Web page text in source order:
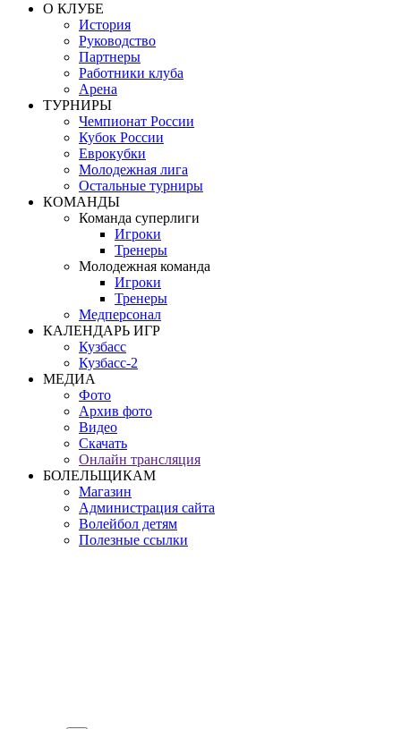
О КЛУБЕ
История
Руководство
Партнеры
Работники клуба
Арена
ТУРНИРЫ
Чемпионат России
Кубок России
Еврокубки
Молодежная лига
Остальные турниры
КОМАНДЫ
Команда суперлиги
Игроки
Тренеры
Молодежная команда
Игроки
Тренеры
Медперсонал
КАЛЕНДАРЬ ИГР
Кузбасс
Кузбасс-2
МЕДИА
Фото
Архив фото
Видео
Скачать
Онлайн трансляция
БОЛЕЛЬЩИКАМ
Магазин
Администрация сайта
Волейбол детям
Полезные ссылки